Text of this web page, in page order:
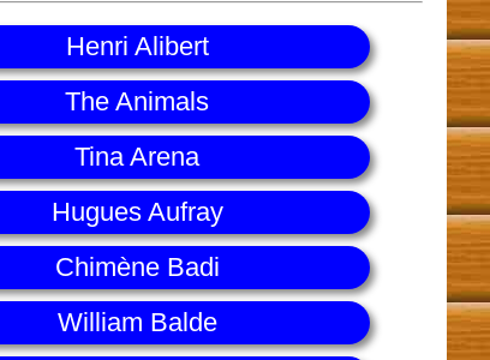
Henri Alibert
The Animals
Tina Arena
Hugues Aufray
Chimène Badi
William Balde